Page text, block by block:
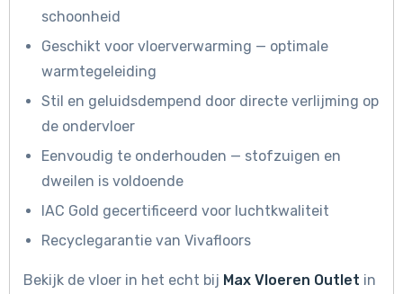
schoonheid
Geschikt voor vloerverwarming — optimale
warmtegeleiding
Stil en geluidsdempend door directe verlijming op
de ondervloer
Eenvoudig te onderhouden — stofzuigen en
dweilen is voldoende
IAC Gold gecertificeerd voor luchtkwaliteit
Recyclegarantie van Vivafloors
Bekijk de vloer in het echt bij Max Vloeren Outlet in